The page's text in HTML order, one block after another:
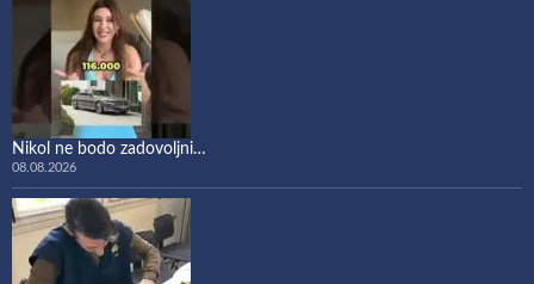
Nikol ne bodo zadovoljni…
08.08.2026